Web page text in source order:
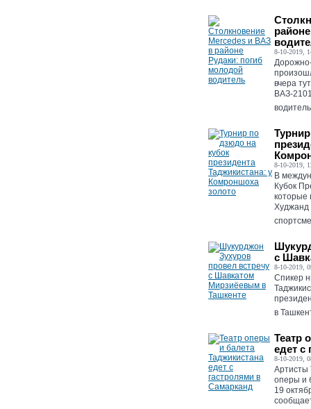
8-10-2019,
вчера
ВАЗ-
8-10-2019,
В
Кубок
которые
Худжанд
с
8-10-2019,
Спикер
в
Театр
едет с
8-10-2019,
Артисты
оперы и
19